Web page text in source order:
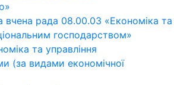
вчена рада 08.00.03 «Економіка та
господарством»
та управління
(за видами економічної